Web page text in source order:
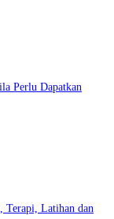
Perlu Dapatkan
Terapi, Latihan dan